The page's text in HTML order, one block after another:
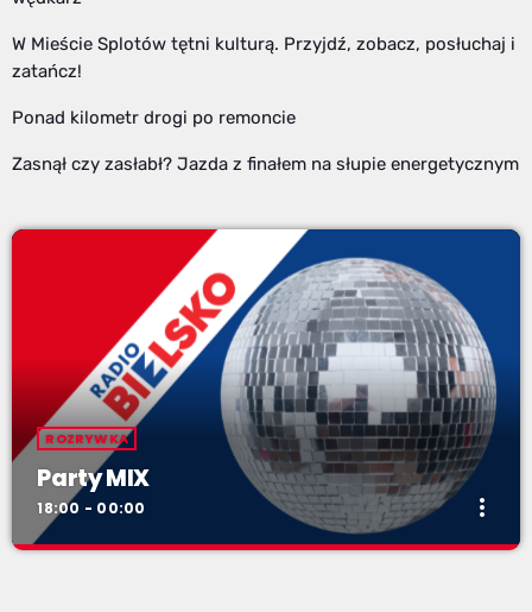
W Mieście Splotów tętni kulturą. Przyjdź, zobacz, posłuchaj i
zatańcz!
Ponad kilometr drogi po remoncie
Zasnął czy zasłabł? Jazda z finałem na słupie energetycznym
ROZRYWKA
Party MIX
18:00 - 00:00 more_vert